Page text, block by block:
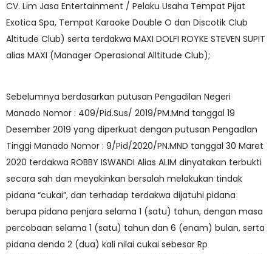
CV. Lim Jasa Entertainment / Pelaku Usaha Tempat Pijat
Exotica Spa, Tempat Karaoke Double O dan Discotik Club
Altitude Club) serta terdakwa MAXI DOLFI ROYKE STEVEN SUPIT
alias MAXI (Manager Operasional Alltitude Club);
Sebelumnya berdasarkan putusan Pengadilan Negeri
Manado Nomor : 409/Pid.Sus/ 2019/PM.Mnd tanggal 19
Desember 2019 yang diperkuat dengan putusan Pengadlan
Tinggi Manado Nomor : 9/Pid/2020/PN.MND tanggal 30 Maret
2020 terdakwa ROBBY ISWANDI Alias ALIM dinyatakan terbukti
secara sah dan meyakinkan bersalah melakukan tindak
pidana “cukai”, dan terhadap terdakwa dijatuhi pidana
berupa pidana penjara selama 1 (satu) tahun, dengan masa
percobaan selama 1 (satu) tahun dan 6 (enam) bulan, serta
pidana denda 2 (dua) kali nilai cukai sebesar Rp